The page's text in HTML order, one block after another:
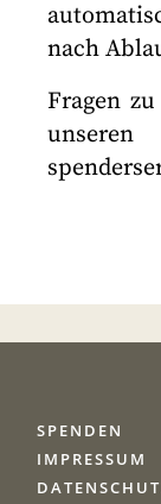
nach
Fragen
SPENDEN
IMPRESSUM